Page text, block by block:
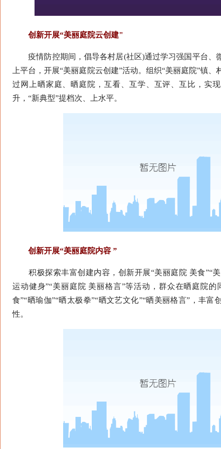
创新开展“美丽庭院云创建"
疫情防控期间，倡导各村居(社区)通过学习强国平台、
上平台，开展“美丽庭院云创建”活动。组织“美丽庭院”镇
过网上晒家庭、晒庭院，互看、互学、互评、互比，实
升，“新典型”提档次、上水平。
创新开展“美丽庭院内容 ”
积极探索丰富创建内容，创新开展“美丽庭院 美食”“
运动健身”“美丽庭院 美丽格言”等活动，群众在晒庭院的
食”“晒瑜伽”“晒太极拳”“晒文艺文化”“晒美丽格言”，丰富
性。